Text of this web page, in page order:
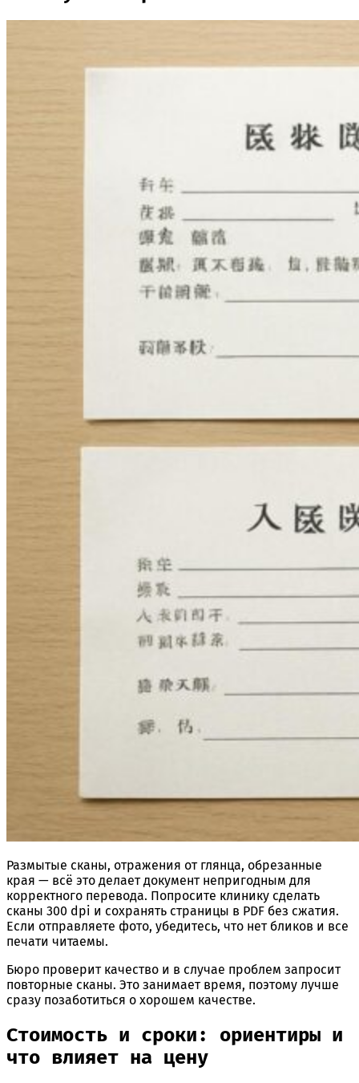
Размытые сканы, отражения от глянца, обрезанные
края — всё это делает документ непригодным для
корректного перевода. Попросите клинику сделать
сканы 300 dpi и сохранять страницы в PDF без сжатия.
Если отправляете фото, убедитесь, что нет бликов и все
печати читаемы.
Бюро проверит качество и в случае проблем запросит
повторные сканы. Это занимает время, поэтому лучше
сразу позаботиться о хорошем качестве.
Стоимость и сроки: ориентиры и
что влияет на цену